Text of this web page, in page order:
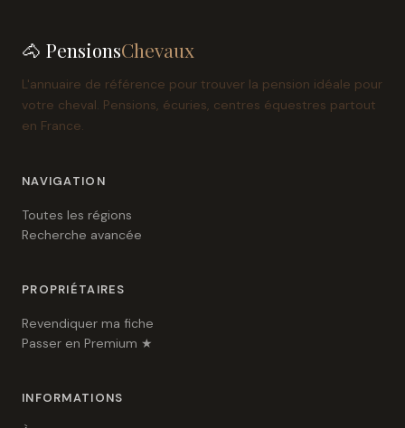
🐴 PensionsChevaux
L'annuaire de référence pour trouver la pension idéale pour
votre cheval. Pensions, écuries, centres équestres partout
en France.
NAVIGATION
Toutes les régions
Recherche avancée
PROPRIÉTAIRES
Revendiquer ma fiche
Passer en Premium ★
INFORMATIONS